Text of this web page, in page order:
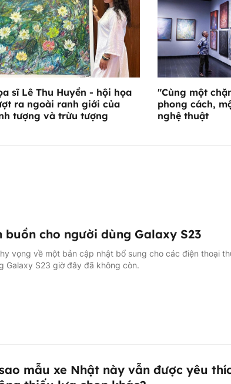
sĩ Lê Thu Huyền - hội họa
ra ngoài ranh giới của
tượng và trừu tượng
"Cùng một
phong cách,
nghệ thuật
buồn cho người dùng Galaxy S23
vọng về một bản cập nhật bổ sung cho các điện thoại
Galaxy S23 giờ đây đã không còn.
mẫu xe Nhật này vẫn được yêu